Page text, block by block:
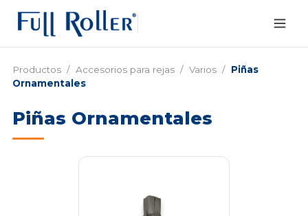
Productos / Accesorios para rejas / Varios / Piñas
Ornamentales
Piñas Ornamentales